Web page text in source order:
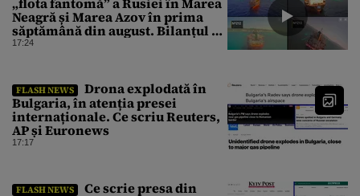
Neagră și Marea Azov în prima
săptămână din august. Bilanțul a
ajuns la 218
17:24
FLASH NEWS
Drona explodată în
Bulgaria, în atenția presei
internaționale. Ce scriu Reuters,
AP și Euronews
17:17
FLASH NEWS
Ce scrie presa din